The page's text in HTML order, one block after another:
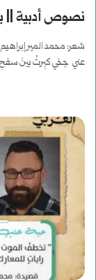
نصوص أدبية ||
شعر: محمد المير
عني جخي كبِرتُ بينَ